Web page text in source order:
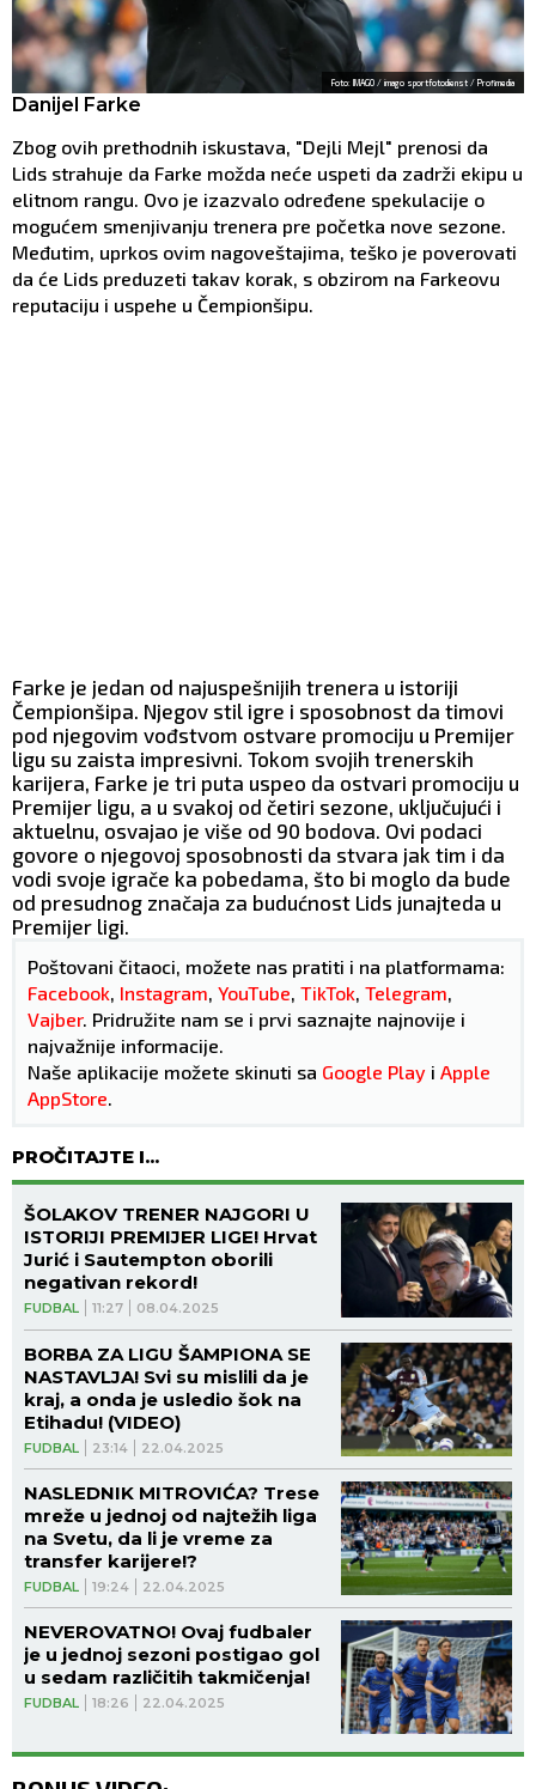
Foto: IMAGO / imago sportfotodienst / Profimedia
Danijel Farke
Zbog ovih prethodnih iskustava, "Dejli Mejl" prenosi da
Lids strahuje da Farke možda neće uspeti da zadrži ekipu u
elitnom rangu. Ovo je izazvalo određene spekulacije o
mogućem smenjivanju trenera pre početka nove sezone.
Međutim, uprkos ovim nagoveštajima, teško je poverovati
da će Lids preduzeti takav korak, s obzirom na Farkeovu
reputaciju i uspehe u Čempionšipu.
Farke je jedan od najuspešnijih trenera u istoriji
Čempionšipa. Njegov stil igre i sposobnost da timovi
pod njegovim vođstvom ostvare promociju u Premijer
ligu su zaista impresivni. Tokom svojih trenerskih
karijera, Farke je tri puta uspeo da ostvari promociju u
Premijer ligu, a u svakoj od četiri sezone, uključujući i
aktuelnu, osvajao je više od 90 bodova. Ovi podaci
govore o njegovoj sposobnosti da stvara jak tim i da
vodi svoje igrače ka pobedama, što bi moglo da bude
od presudnog značaja za budućnost Lids junajteda u
Premijer ligi.
Poštovani čitaoci, možete nas pratiti i na platformama:
Facebook, Instagram, YouTube, TikTok, Telegram,
Vajber. Pridružite nam se i prvi saznajte najnovije i
najvažnije informacije.
Naše aplikacije možete skinuti sa Google Play i Apple
AppStore.
PROČITAJTE I...
FUDBAL 11:27 08.04.2025
ŠOLAKOV TRENER NAJGORI U
ISTORIJI PREMIJER LIGE! Hrvat
Jurić i Sautempton oborili
negativan rekord!
FUDBAL 23:14 22.04.2025
BORBA ZA LIGU ŠAMPIONA SE
NASTAVLJA! Svi su mislili da je
kraj, a onda je usledio šok na
Etihadu! (VIDEO)
FUDBAL 19:24 22.04.2025
NASLEDNIK MITROVIĆA? Trese
mreže u jednoj od najtežih liga
na Svetu, da li je vreme za
transfer karijere!?
FUDBAL 18:26 22.04.2025
NEVEROVATNO! Ovaj fudbaler
je u jednoj sezoni postigao gol
u sedam različitih takmičenja!